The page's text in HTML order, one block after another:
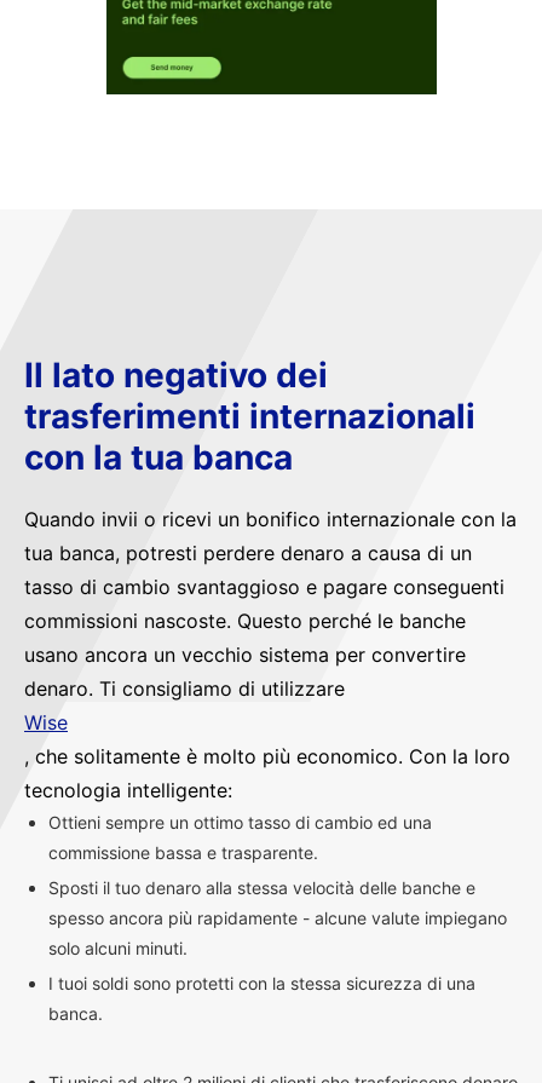
Il lato negativo dei
trasferimenti internazionali
con la tua banca
Quando invii o ricevi un bonifico internazionale con la
tua banca, potresti perdere denaro a causa di un
tasso di cambio svantaggioso e pagare conseguenti
commissioni nascoste. Questo perché le banche
usano ancora un vecchio sistema per convertire
denaro. Ti consigliamo di utilizzare
Wise
, che solitamente è molto più economico. Con la loro
tecnologia intelligente:
Ottieni sempre un ottimo tasso di cambio ed una
commissione bassa e trasparente.
Sposti il tuo denaro alla stessa velocità delle banche e
spesso ancora più rapidamente - alcune valute impiegano
solo alcuni minuti.
I tuoi soldi sono protetti con la stessa sicurezza di una
banca.